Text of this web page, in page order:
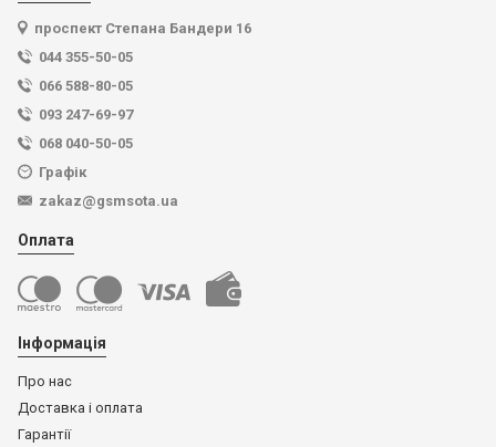
проспект Степана Бандери 16
044 355-50-05
066 588-80-05
093 247-69-97
068 040-50-05
Графік
zakaz@gsmsota.ua
Оплата
Інформація
Про нас
Доставка і оплата
Гарантії